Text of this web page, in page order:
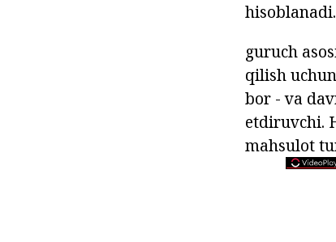
guruch
qilish
bor - va
etdiruvchi.
mahsulot